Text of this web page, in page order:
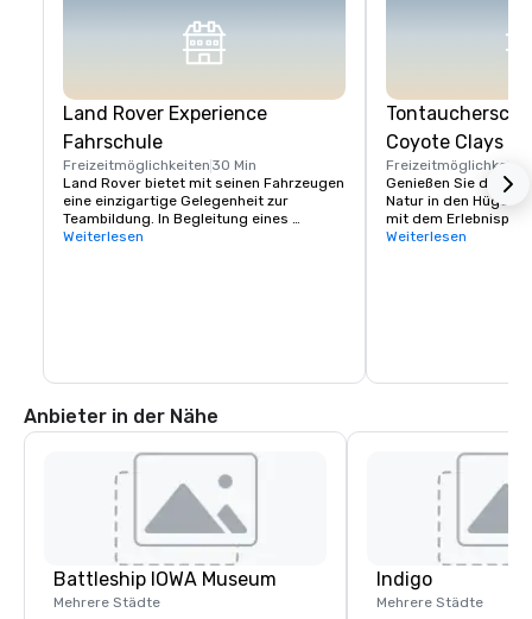
Land Rover Experience
Fahrschule
Freizeitmöglichkeiten 30 Min
Land Rover bietet mit seinen Fahrzeugen
eine einzigartige Gelegenheit zur
Teambildung. In Begleitung eines
professionellen Instruktors lernt Ihre
Es stehen mehrere Herausforderungen
erkundigen Sie sich für weitere
Informationen.
Weiterlesen
Coyote Clays
Freizeitmöglichkeiten
Genießen Sie die
Natur in den Hügeln
mit dem
ist perfekt für alle,
den Punktestand.
Weiterlesen
Anbieter in der Nähe
Battleship IOWA Museum
Mehrere Städte
Indigo
Mehrere Städte